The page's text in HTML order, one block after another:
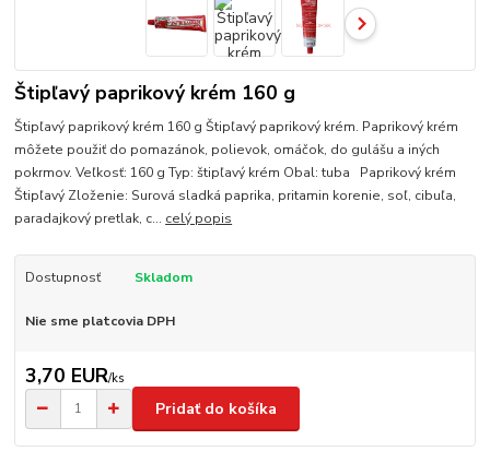
Štipľavý paprikový krém 160 g
Štipľavý paprikový krém 160 g Štipľavý paprikový krém. Paprikový krém
môžete použiť do pomazánok, polievok, omáčok, do gulášu a iných
pokrmov. Veľkosť: 160 g Typ: štipľavý krém Obal: tuba Paprikový krém
Štipľavý Zloženie: Surová sladká paprika, pritamin korenie, soľ, cibuľa,
paradajkový pretlak, c... celý popis
Dostupnosť Skladom
Nie sme platcovia DPH
3,70 EUR/ks
Pridať do košíka